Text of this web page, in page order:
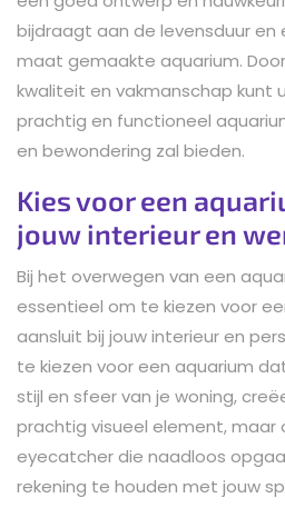
bijdraagt aan de levensduur en
maat gemaakte aquarium.
kwaliteit en vakmanschap kunt
prachtig en functioneel
en bewondering zal bieden.
Kies voor een
jouw interieur en
Bij het overwegen van een
essentieel om te kiezen voor
aansluit bij jouw interieur en
te kiezen voor een aquarium
stijl en sfeer van je woning,
prachtig visueel element, maar
eyecatcher die naadloos
rekening te houden met jouw